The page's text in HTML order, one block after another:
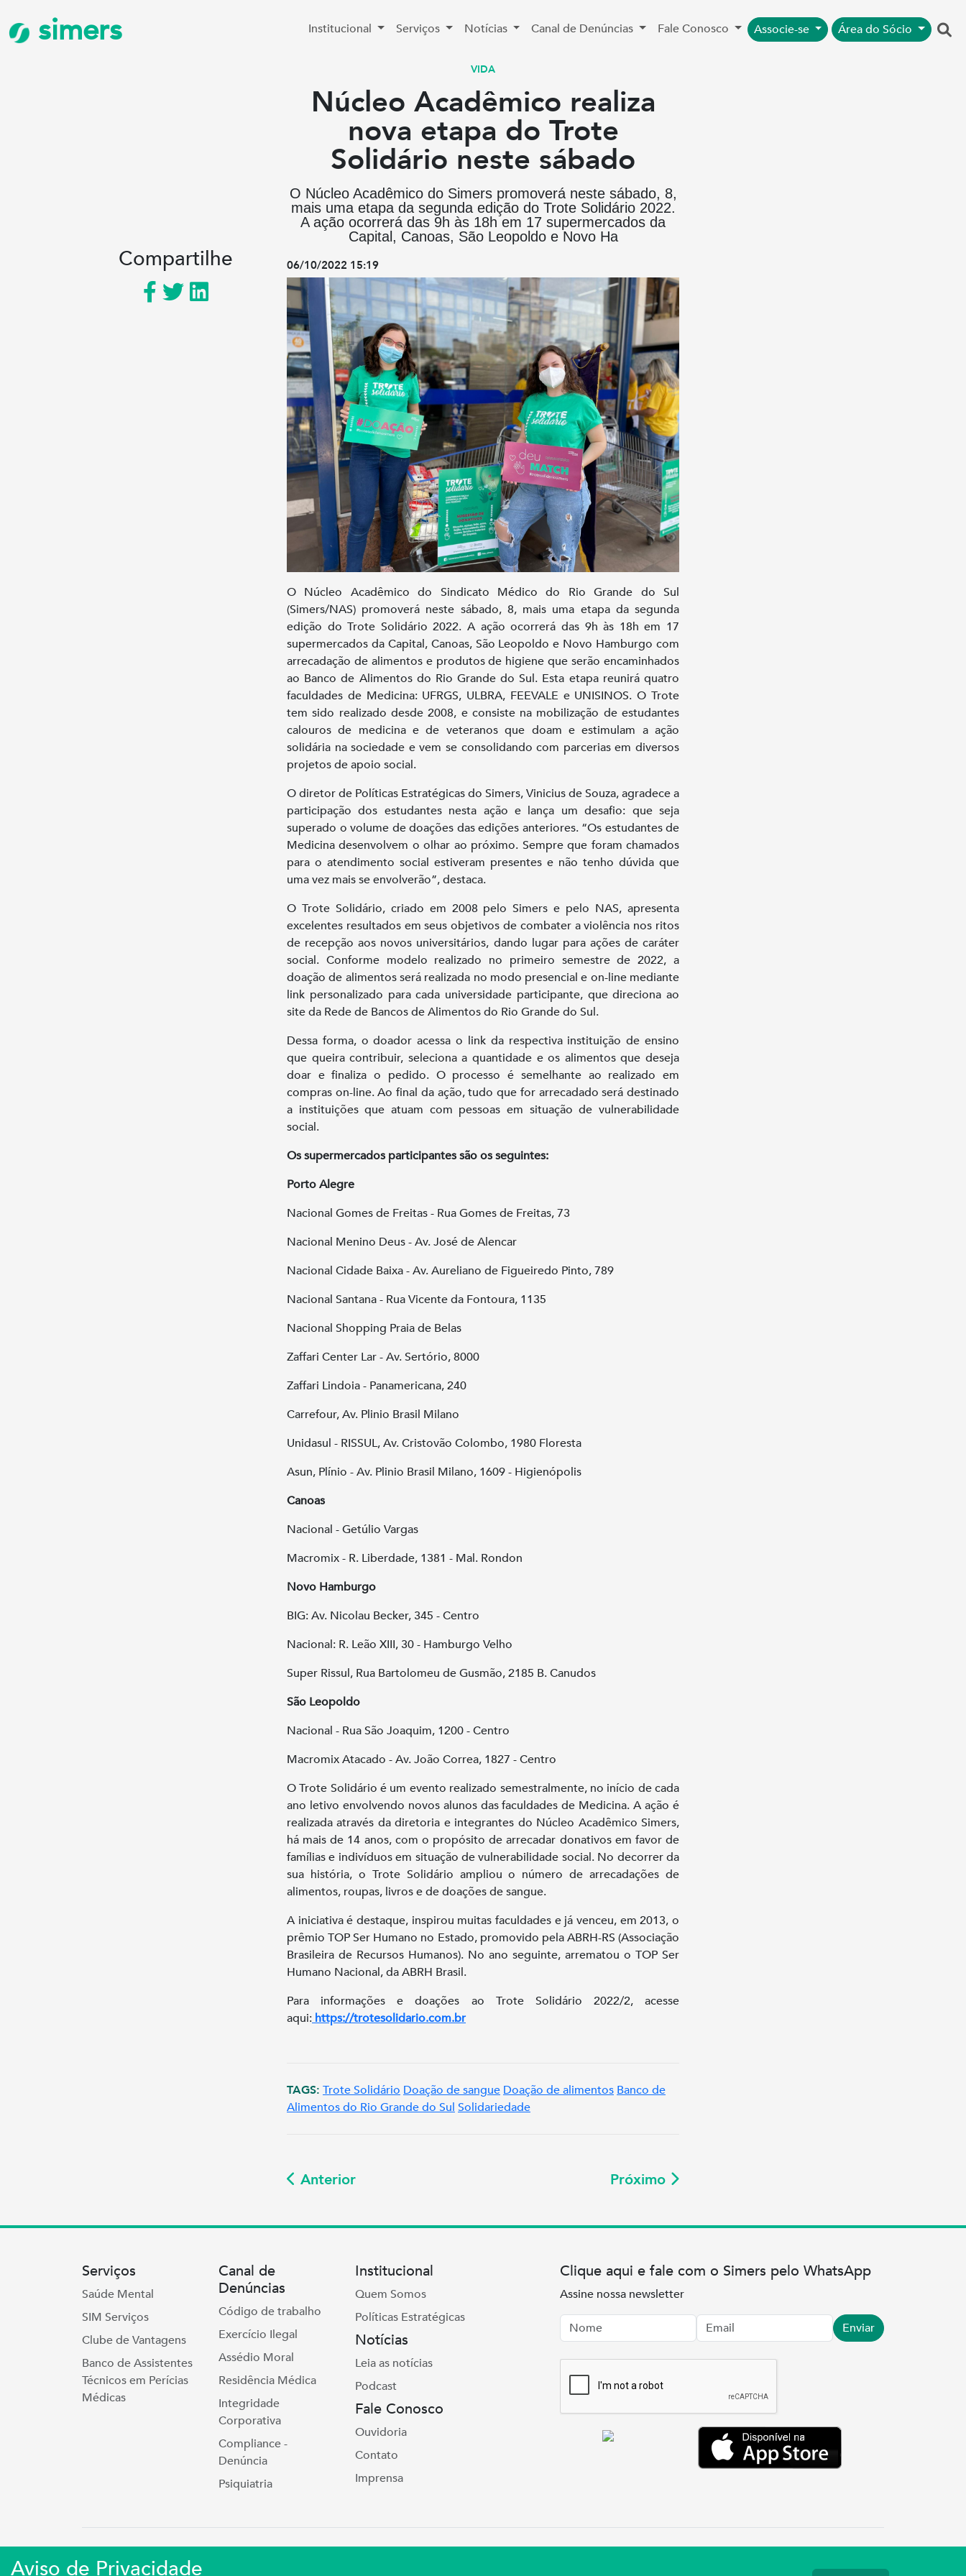
simers Institucional Serviços Notícias Canal de Denúncias Fale Conosco Associe-se Área do Sócio
VIDA
Núcleo Acadêmico realiza
nova etapa do Trote
Solidário neste sábado
O Núcleo Acadêmico do Simers promoverá neste sábado, 8,
mais uma etapa da segunda edição do Trote Solidário 2022.
A ação ocorrerá das 9h às 18h em 17 supermercados da
Capital, Canoas, São Leopoldo e Novo Ha
Compartilhe 06/10/2022 15:19
O Núcleo Acadêmico do Sindicato Médico do Rio Grande do Sul
(Simers/NAS) promoverá neste sábado, 8, mais uma etapa da segunda
edição do Trote Solidário 2022. A ação ocorrerá das 9h às 18h em 17
supermercados da Capital, Canoas, São Leopoldo e Novo Hamburgo com
arrecadação de alimentos e produtos de higiene que serão encaminhados
ao Banco de Alimentos do Rio Grande do Sul. Esta etapa reunirá quatro
faculdades de Medicina: UFRGS, ULBRA, FEEVALE e UNISINOS. O Trote
tem sido realizado desde 2008, e consiste na mobilização de estudantes
calouros de medicina e de veteranos que doam e estimulam a ação
solidária na sociedade e vem se consolidando com parcerias em diversos
projetos de apoio social.
O diretor de Políticas Estratégicas do Simers, Vinicius de Souza, agradece a
participação dos estudantes nesta ação e lança um desafio: que seja
superado o volume de doações das edições anteriores. “Os estudantes de
Medicina desenvolvem o olhar ao próximo. Sempre que foram chamados
para o atendimento social estiveram presentes e não tenho dúvida que
uma vez mais se envolverão”, destaca.
O Trote Solidário, criado em 2008 pelo Simers e pelo NAS, apresenta
excelentes resultados em seus objetivos de combater a violência nos ritos
de recepção aos novos universitários, dando lugar para ações de caráter
social. Conforme modelo realizado no primeiro semestre de 2022, a
doação de alimentos será realizada no modo presencial e on-line mediante
link personalizado para cada universidade participante, que direciona ao
site da Rede de Bancos de Alimentos do Rio Grande do Sul.
Dessa forma, o doador acessa o link da respectiva instituição de ensino
que queira contribuir, seleciona a quantidade e os alimentos que deseja
doar e finaliza o pedido. O processo é semelhante ao realizado em
compras on-line. Ao final da ação, tudo que for arrecadado será destinado
a instituições que atuam com pessoas em situação de vulnerabilidade
social.
Os supermercados participantes são os seguintes:
Porto Alegre
Nacional Gomes de Freitas - Rua Gomes de Freitas, 73
Nacional Menino Deus - Av. José de Alencar
Nacional Cidade Baixa - Av. Aureliano de Figueiredo Pinto, 789
Nacional Santana - Rua Vicente da Fontoura, 1135
Nacional Shopping Praia de Belas
Zaffari Center Lar - Av. Sertório, 8000
Zaffari Lindoia - Panamericana, 240
Carrefour, Av. Plinio Brasil Milano
Unidasul - RISSUL, Av. Cristovão Colombo, 1980 Floresta
Asun, Plínio - Av. Plinio Brasil Milano, 1609 - Higienópolis
Canoas
Nacional - Getúlio Vargas
Macromix - R. Liberdade, 1381 - Mal. Rondon
Novo Hamburgo
BIG: Av. Nicolau Becker, 345 - Centro
Nacional: R. Leão XIII, 30 - Hamburgo Velho
Super Rissul, Rua Bartolomeu de Gusmão, 2185 B. Canudos
São Leopoldo
Nacional - Rua São Joaquim, 1200 - Centro
Macromix Atacado - Av. João Correa, 1827 - Centro
O Trote Solidário é um evento realizado semestralmente, no início de cada
ano letivo envolvendo novos alunos das faculdades de Medicina. A ação é
realizada através da diretoria e integrantes do Núcleo Acadêmico Simers,
há mais de 14 anos, com o propósito de arrecadar donativos em favor de
famílias e indivíduos em situação de vulnerabilidade social. No decorrer da
sua história, o Trote Solidário ampliou o número de arrecadações de
alimentos, roupas, livros e de doações de sangue.
A iniciativa é destaque, inspirou muitas faculdades e já venceu, em 2013, o
prêmio TOP Ser Humano no Estado, promovido pela ABRH-RS (Associação
Brasileira de Recursos Humanos). No ano seguinte, arrematou o TOP Ser
Humano Nacional, da ABRH Brasil.
Para informações e doações ao Trote Solidário 2022/2, acesse
aqui: https://trotesolidario.com.br
TAGS: Trote Solidário Doação de sangue Doação de alimentos Banco de
Alimentos do Rio Grande do Sul Solidariedade
Anterior Próximo
Aviso de Privacidade
Serviços
Saúde Mental
SIM Serviços
Clube de Vantagens
Banco de Assistentes
Técnicos em Perícias
Médicas
Canal de
Denúncias
Código de trabalho
Exercício Ilegal
Assédio Moral
Residência Médica
Integridade
Corporativa
Compliance -
Denúncia
Psiquiatria
Institucional
Quem Somos
Políticas Estratégicas
Notícias
Leia as notícias
Podcast
Fale Conosco
Ouvidoria
Contato
Imprensa
Clique aqui e fale com o Simers pelo WhatsApp
Assine nossa newsletter
Nome
Email Enviar
Simers © 2023 | Rua Coronel Corte Real, 975 Petrópolis | Porto Alegre | (51) 3027.3737